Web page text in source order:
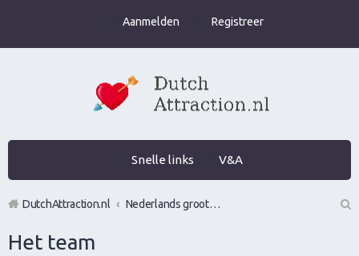
Aanmelden Registreer
Snelle links V&A
DutchAttraction.nl
Nederlands grootste Dutch Attraction, Lifestyle, Vrouwen versieren en Pick-Up (PUA) Forum
Het team